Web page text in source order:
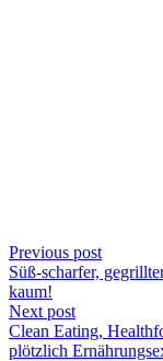
Previous post
Süß-scharfer,
kaum!
Next post
Clean Eating,
plötzlich